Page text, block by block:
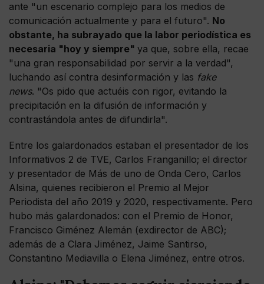
ante "un escenario complejo para los medios de
comunicación actualmente y para el futuro". No
obstante, ha subrayado que la labor periodística es
necesaria "hoy y siempre" ya que, sobre ella, recae
"una gran responsabilidad por servir a la verdad",
luchando así contra desinformación y las fake
news. "Os pido que actuéis con rigor, evitando la
precipitación en la difusión de información y
contrastándola antes de difundirla".
Entre los galardonados estaban el presentador de los
Informativos 2 de TVE, Carlos Franganillo; el director
y presentador de Más de uno de Onda Cero, Carlos
Alsina, quienes recibieron el Premio al Mejor
Periodista del año 2019 y 2020, respectivamente. Pero
hubo más galardonados: con el Premio de Honor,
Francisco Giménez Alemán (exdirector de ABC);
además de a Clara Jiménez, Jaime Santirso,
Constantino Mediavilla o Elena Jiménez, entre otros.